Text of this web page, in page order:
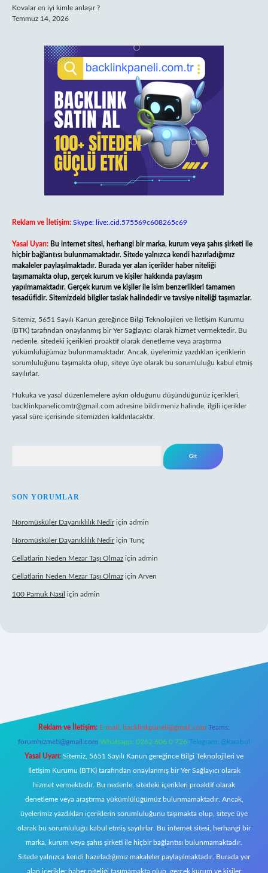
Kovalar en iyi kimle anlaşır ?
Temmuz 14, 2026
Reklam ve İletişim: Skype: live:.cid.575569c608265c69
Yasal Uyarı: Bu internet sitesi, herhangi bir marka, kurum veya şahıs şirketi ile
hiçbir bağlantısı bulunmamaktadır. Sitede yalnızca kendi hazırladığımız
makaleler paylaşılmaktadır. Burada yer alan içerikler haber niteliği
taşımamakta olup, gerçek kurum ve kişiler hakkında paylaşım
yapılmamaktadır. Gerçek kurum ve kişiler ile isim benzerlikleri tamamen
tesadüfidir. Sitemizdeki bilgiler taslak halindedir ve tavsiye niteliği taşımazlar.
Sitemiz, 5651 Sayılı Kanun gereğince Bilgi Teknolojileri ve İletişim Kurumu
(BTK) tarafından onaylanmış bir Yer Sağlayıcı olarak hizmet vermektedir. Bu
nedenle, sitedeki içerikleri proaktif olarak denetleme veya araştırma
yükümlülüğümüz bulunmamaktadır. Ancak, üyelerimiz yazdıkları içeriklerin
sorumluluğunu taşımakta olup, siteye üye olarak bu sorumluluğu kabul etmiş
sayılırlar.
Hukuka ve yasal düzenlemelere aykırı olduğunu düşündüğünüz içerikleri,
backlinkpanelicomtr@gmail.com adresine bildirmeniz halinde, ilgili içerikler
yasal süre içerisinde sitemizden kaldırılacaktır.
SON YORUMLAR
Nöromüsküler Dayanıklılık Nediriçin admin
Nöromüsküler Dayanıklılık Nediriçin Tunç
Cellatlarin Neden Mezar Taşı Olmaz için admin
Cellatlarin Neden Mezar Taşı Olmaz için Arven
100 Pamuk Nasıl için admin
Reklam ve İletişim: E-mail: backlinkpaneli@gmail.com Teams:
forumhizmeti@gmail.com Whatsapp: 0262 606 0 726 Telegram: @karabul
Yasal Uyarı: Sitemiz, 5651 Sayılı Kanun gereğince Bilgi Teknolojileri ve
İletişim Kurumu (BTK) tarafından onaylanmış bir Yer Sağlayıcı olarak
hizmet vermektedir. Bu nedenle, sitedeki içerikleri proaktif olarak
denetleme veya araştırma yükümlülüğümüz bulunmamaktadır. Ancak,
üyelerimiz yazdıkları içeriklerin sorumluluğunu taşımakta olup, siteye üye
olarak bu sorumluluğu kabul etmiş sayılırlar. Bu internet sitesi, herhangi bir
marka, kurum veya şahıs şirketi ile hiçbir bağlantısı bulunmamaktadır.
Sitede yalnızca kendi hazırladığımız makaleler paylaşılmaktadır. Burada yer
alan içerikler haber niteliği taşımamakta olup, gerçek kurum ve kişiler